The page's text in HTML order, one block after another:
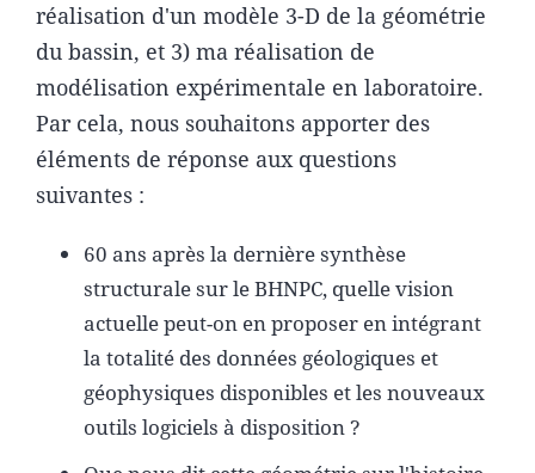
réalisation d'un modèle 3-D de la géométrie
du bassin, et 3) ma réalisation de
modélisation expérimentale en laboratoire.
Par cela, nous souhaitons apporter des
éléments de réponse aux questions
suivantes :
60 ans après la dernière synthèse
structurale sur le BHNPC, quelle vision
actuelle peut-on en proposer en intégrant
la totalité des données géologiques et
géophysiques disponibles et les nouveaux
outils logiciels à disposition ?